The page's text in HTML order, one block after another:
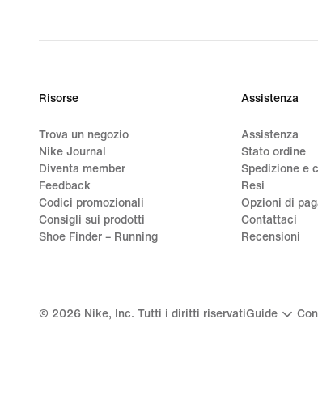
Risorse
Trova un negozio
Nike Journal
Diventa member
Feedback
Codici promozionali
Consigli sui prodotti
Shoe Finder – Running
Assistenza
Assistenza
Stato ordine
Spedizione e
Resi
Opzioni di
Contattaci
Recensioni
© 2026 Nike, Inc. Tutti i diritti riservatiGuide